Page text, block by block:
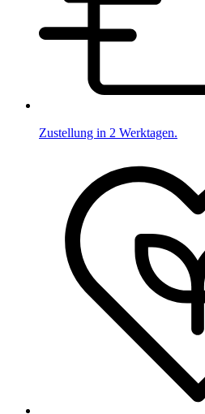
Zustellung in 2 Werktagen.